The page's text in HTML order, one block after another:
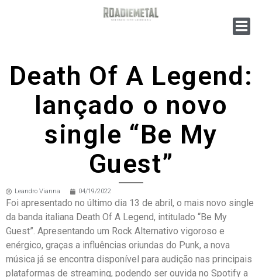
Death Of A Legend:
lançado o novo
single “Be My
Guest”
Leandro Vianna 04/19/2022
Foi apresentado no último dia 13 de abril, o mais novo single
da banda italiana Death Of A Legend, intitulado “Be My
Guest”. Apresentando um Rock Alternativo vigoroso e
enérgico, graças a influências oriundas do Punk, a nova
música já se encontra disponível para audição nas principais
plataformas de streaming, podendo ser ouvida no Spotify a